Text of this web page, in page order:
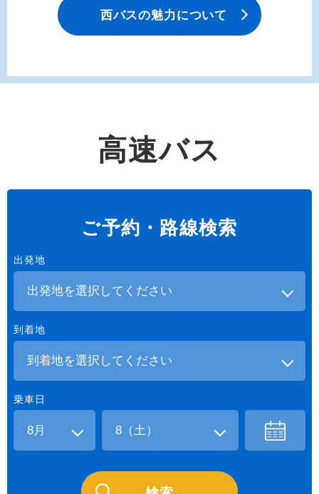
西バスの魅力について
高速バス
ご予約・路線検索
出発地
到着地
乗車日